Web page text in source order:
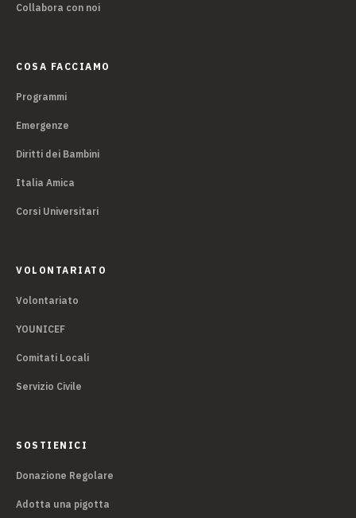
Collabora con noi
COSA FACCIAMO
Programmi
Emergenze
Diritti dei Bambini
Italia Amica
Corsi Universitari
VOLONTARIATO
Volontariato
YOUNICEF
Comitati Locali
Servizio Civile
SOSTIENICI
Donazione Regolare
Adotta una pigotta